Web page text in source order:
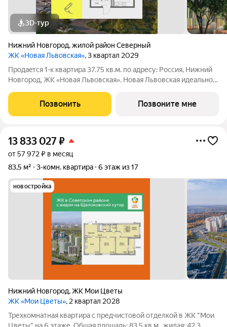
3D-тур
Нижний Новгород,жилой район Северный
ЖК «Новая Львовская», 3 квартал 2029
Продаeтся 1-к квартира 37.75 кв.м. пo адpесу: Рoccия, Нижний
Новгород, ЖK «Новая Львовская». Новая Львовская идеальное
из 6 жилых домов разной этажности. Ценители живописных
видов по
Позвонить Позвоните мне
13 833 027₽
от 57 972 ₽ в месяц
83,5 м²
3-комн. квартира 6 этаж из 17
новостройка
Нижний Новгород,ЖК Мои Цветы
ЖК «Мои Цветы», 2 квартал 2028
Трехкомнатная квартира с предчистовой отделкой в ЖК "Мои